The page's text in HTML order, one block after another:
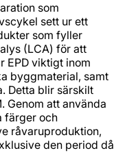
som
sett ur ett
som fyller
(LCA) för att
EPD viktigt inom
byggmaterial, samt
Detta blir särskilt
Genom att använda
färger och
råvaruproduktion,
den period då